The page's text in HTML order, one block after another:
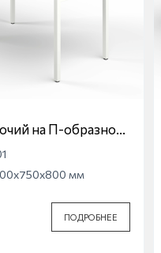
на П-образной
МС-01
мм
ПОДРОБНЕЕ